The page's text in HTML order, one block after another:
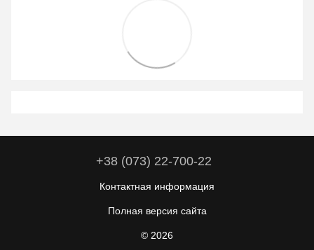
+38 (073) 22-700-22
Контактная информация
Полная версия сайта
© 2026